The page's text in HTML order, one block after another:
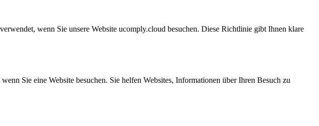
wenn Sie unsere Website ucomply.cloud besuchen. Diese Richtlinie gibt Ihnen klare
Sie eine Website besuchen. Sie helfen Websites, Informationen über Ihren Besuch zu